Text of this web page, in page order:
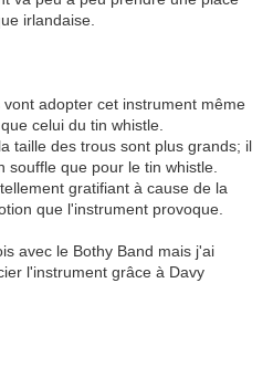
irlandaise.
adopter cet instrument même
celui du tin whistle.
taille des trous sont plus grands; il
que pour le tin whistle.
gratifiant à cause de la
que l'instrument provoque.
avec le Bothy Band mais j'ai
l'instrument grâce à Davy